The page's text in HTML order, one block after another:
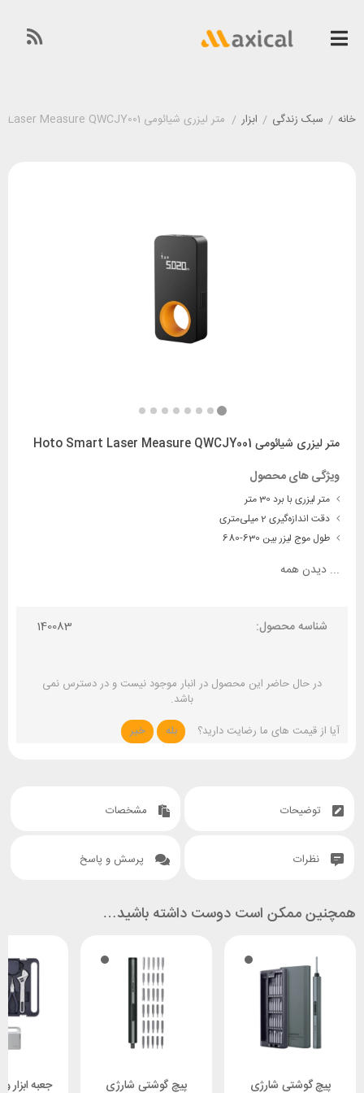
خانه / سبک زندگی / ابزار / متر لیزری شیائومی Hoto Smart Laser Measure QWCJY001
متر لیزری شیائومی Hoto Smart Laser Measure QWCJY001
ویژگی های محصول
متر لیزری با برد 30 متر
دقت اندازه‌گیری 2 میلی‌متری
طول موج لیزر بین 630-680
... دیدن همه
شناسه محصول: 140083
در حال حاضر این محصول در انبار موجود نیست و در دسترس نمی
باشد.
آیا از قیمت های ما رضایت دارید؟
بله خیر
توضیحات مشخصات
نظرات پرسش و پاسخ
همچنین ممکن است دوست داشته باشید…
پیچ گوشتی شارژی
پیچ گوشتی شارژی
جعبه ابزار